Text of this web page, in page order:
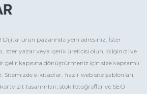
Dijital ürün pazarında yeni adresiniz. İster
ister yazar veya içerik üreticisi olun, bilginizi ve
gelir kapısına dönüştürmeniz için size kapsamlı
e-kitaplar, hazır web site şablonları,
kartvizit tasarımları, stok fotoğraflar ve SEO